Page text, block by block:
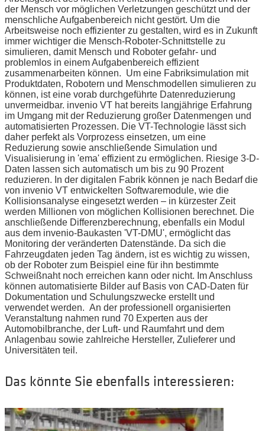
der Mensch vor möglichen Verletzungen geschützt und der
menschliche Aufgabenbereich nicht gestört. Um die
Arbeitsweise noch effizienter zu gestalten, wird es in Zukunft
immer wichtiger die Mensch-Roboter-Schnittstelle zu
simulieren, damit Mensch und Roboter gefahr- und
problemlos in einem Aufgabenbereich effizient
zusammenarbeiten können. Um eine Fabriksimulation mit
Produktdaten, Robotern und Menschmodellen simulieren zu
können, ist eine vorab durchgeführte Datenreduzierung
unvermeidbar. invenio VT hat bereits langjährige Erfahrung
im Umgang mit der Reduzierung großer Datenmengen und
automatisierten Prozessen. Die VT-Technologie lässt sich
daher perfekt als Vorprozess einsetzen, um eine
Reduzierung sowie anschließende Simulation und
Visualisierung in 'ema' effizient zu ermöglichen. Riesige 3-D-
Daten lassen sich automatisch um bis zu 90 Prozent
reduzieren. In der digitalen Fabrik können je nach Bedarf die
von invenio VT entwickelten Softwaremodule, wie die
Kollisionsanalyse eingesetzt werden – in kürzester Zeit
werden Millionen von möglichen Kollisionen berechnet. Die
anschließende Differenzberechnung, ebenfalls ein Modul
aus dem invenio-Baukasten 'VT-DMU', ermöglicht das
Monitoring der veränderten Datenstände. Da sich die
Fahrzeugdaten jeden Tag ändern, ist es wichtig zu wissen,
ob der Roboter zum Beispiel eine für ihn bestimmte
Schweißnaht noch erreichen kann oder nicht. Im Anschluss
können automatisierte Bilder auf Basis von CAD-Daten für
Dokumentation und Schulungszwecke erstellt und
verwendet werden. An der professionell organisierten
Veranstaltung nahmen rund 70 Experten aus der
Automobilbranche, der Luft- und Raumfahrt und dem
Anlagenbau sowie zahlreiche Hersteller, Zulieferer und
Universitäten teil.
Das könnte Sie ebenfalls interessieren: